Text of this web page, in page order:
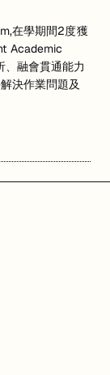
在學期間2度獲
Academic
融會貫通能力
決作業問題及